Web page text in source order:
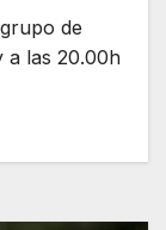
de
a las 20.00h